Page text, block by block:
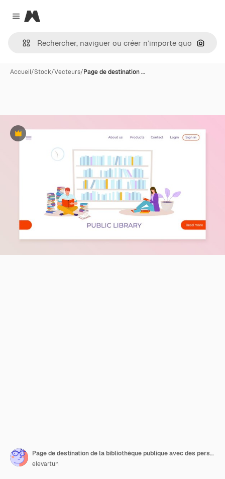
Close menu
Magnific
Accueil/Stock/Vecteurs/Page de destination …
Premium
Page de destination de la bibliothèque publique avec des personnes lisant
elevartun